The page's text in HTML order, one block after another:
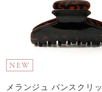
NEW
メランジュ バンスクリッ